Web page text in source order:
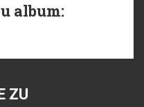
album:
ZU